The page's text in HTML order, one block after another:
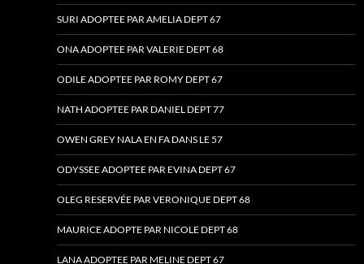
SURI ADOPTEE PAR AMELIA DEPT 67
ONA ADOPTEE PAR VALERIE DEPT 68
ODILE ADOPTEE PAR ROMY DEPT 67
NATH ADOPTEE PAR DANIEL DEPT 77
OWEN GREY NALA EN FA DANS LE 57
ODYSSEE ADOPTEE PAR EVINA DEPT 67
OLEG RESERVÉE PAR VERONIQUE DEPT 68
MAURICE ADOPTE PAR NICOLE DEPT 68
LANA ADOPTEE PAR MELINE DEPT 67